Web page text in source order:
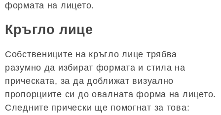
формата на лицето.
Кръгло лице
Собствениците на кръгло лице трябва
разумно да избират формата и стила на
прическата, за да доближат визуално
пропорциите си до овалната форма на лицето.
Следните прически ще помогнат за това: